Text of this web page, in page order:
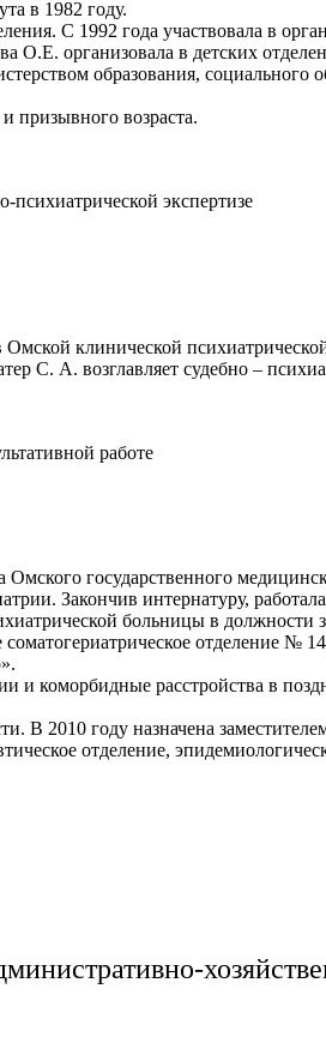
в 1982 году.
С 1992 года участвовала в
О.Е. организовала в детских
образования, социального
призывного возраста.
психиатрической экспертизе
клинической
С. А. возглавляет судебно –
работе
Омского государственного
Закончив интернатуру,
больницы в
отделение №
коморбидные расстройства в
В 2010 году назначена
отделение,